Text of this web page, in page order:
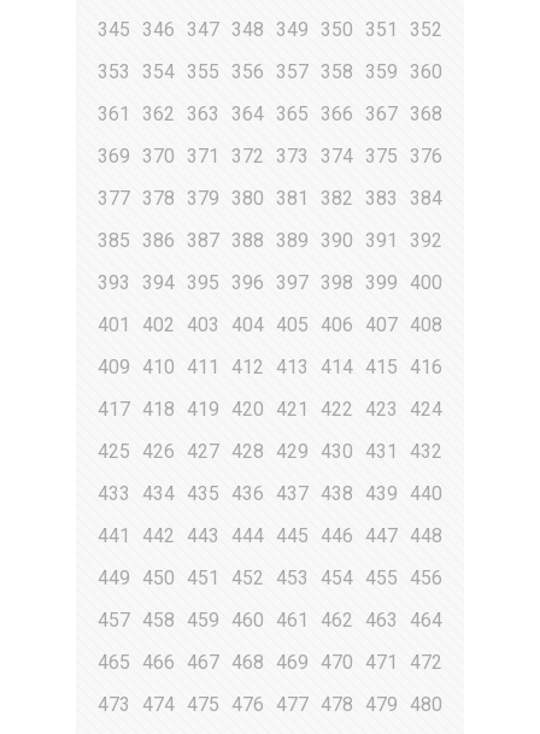
345 346 347 348 349 350 351
352
353
354 355 356 357 358 359 360
361
362 363 364 365 366 367 368
369
370 371 372 373 374 375 376
377 378 379 380 381 382 383
384
385
386 387 388 389 390 391
392
393
394 395 396 397 398 399
400
401
402 403 404 405 406 407 408
409
410 411 412 413 414 415
416
417 418 419 420 421 422 423
424
425
426 427 428 429 430 431
432
433
434 435 436 437 438 439
440
441
442 443 444 445 446 447 448
449
450 451 452 453 454 455
456
457 458 459 460 461 462 463
464
465
466 467 468 469 470 471
472
473
474 475 476 477 478 479
480